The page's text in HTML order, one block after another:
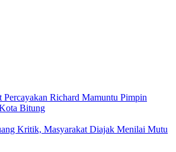
Percayakan Richard Mamuntu Pimpin
Bitung
Kritik, Masyarakat Diajak Menilai Mutu